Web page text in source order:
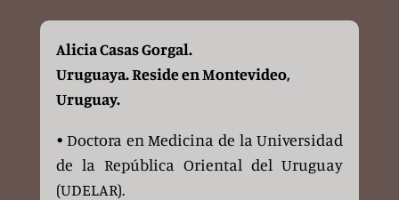
Alicia Casas Gorgal.
Uruguaya. Reside en Montevideo,
Uruguay.
• Doctora en Medicina de la Universidad
de la República Oriental del Uruguay
(UDELAR).